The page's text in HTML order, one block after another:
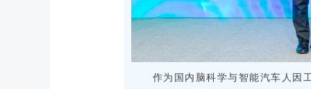
作为国内脑科学与智能汽车人因